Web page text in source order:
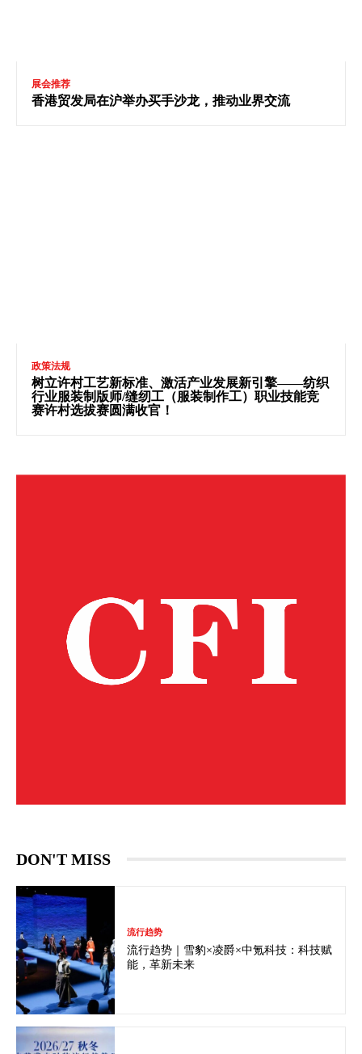
展会推荐
香港贸发局在沪举办买手沙龙，推动业界交流
政策法规
树立许村工艺新标准、激活产业发展新引擎——纺织
行业服装制版师/缝纫工（服装制作工）职业技能竞
赛许村选拔赛圆满收官！
DON'T MISS
流行趋势
流行趋势｜雪豹×凌爵×中氪科技：科技赋
能，革新未来